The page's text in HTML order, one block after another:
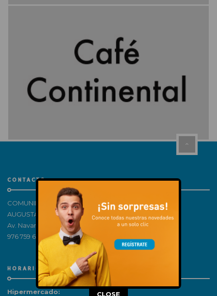
CONTACTO
COMUNIDAD DE PROPIETARIOS CENTRO COMERCIAL
AUGUSTA – H81512998
Av. Navarra, 180, 50011 Zaragoza
976 759 650
HORARIOS
Hipermercado:
This popup will close in:
CLOSE